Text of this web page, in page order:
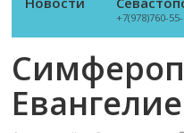
+7(978)760-
Евангелие